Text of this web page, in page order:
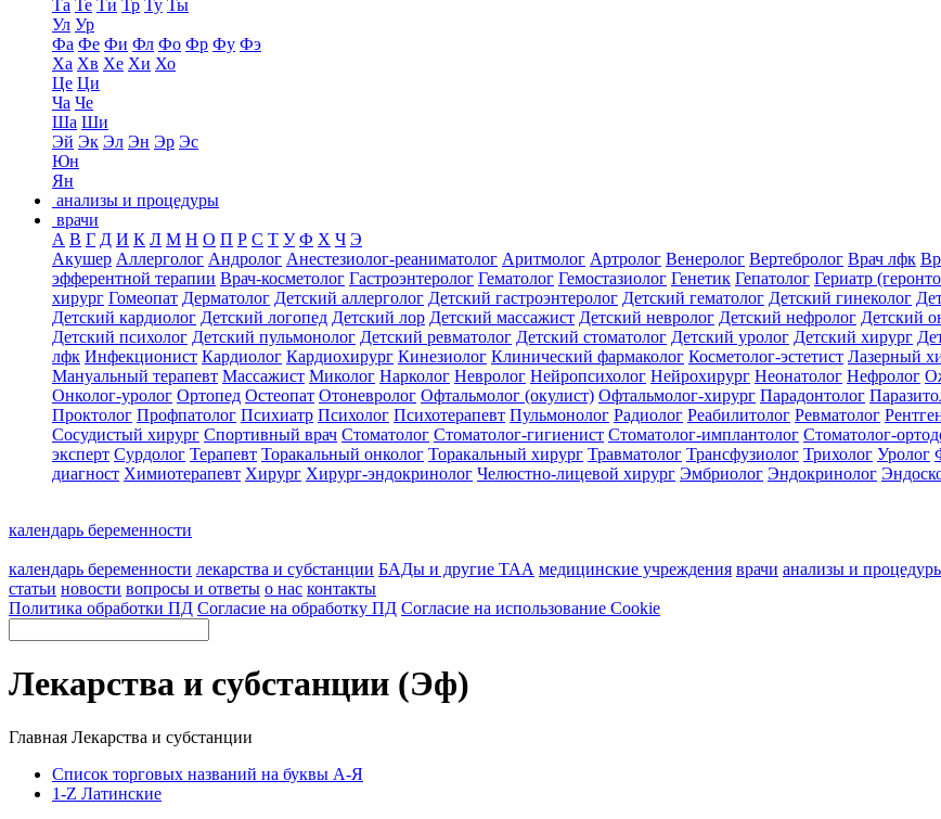
Та Те Ти Тр Ту Ты
Ул Ур
Фа Фе Фи Фл Фо Фр Фу Фэ
Ха Хв Хе Хи Хо
Це Ци
Ча Че
Ша Ши
Эй Эк Эл Эн Эр Эс
Юн
Ян
анализы и процедуры
врачи
А В Г Д И К Л М Н О П Р С Т У Ф Х Ч Э
Акушер Аллерголог Андролог Анестезиолог-реаниматолог Аритмолог Артролог Венеролог Вертебролог Врач лфк
эфферентной терапии Врач-косметолог Гастроэнтеролог Гематолог Гемостазиолог Генетик Гепатолог Гериатр
хирург Гомеопат Дерматолог Детский аллерголог Детский гастроэнтеролог Детский гематолог Детский гинеколог
Детский кардиолог Детский логопед Детский лор Детский массажист Детский невролог Детский нефролог Детский
Детский психолог Детский пульмонолог Детский ревматолог Детский стоматолог Детский уролог Детский хирург
лфк Инфекционист Кардиолог Кардиохирург Кинезиолог Клинический фармаколог Косметолог-эстетист Лазерный
Мануальный терапевт Массажист Миколог Нарколог Невролог Нейропсихолог Нейрохирург Неонатолог Нефролог
Онколог-уролог Ортопед Остеопат Отоневролог Офтальмолог (окулист) Офтальмолог-хирург Парадонтолог
Проктолог Профпатолог Психиатр Психолог Психотерапевт Пульмонолог Радиолог Реабилитолог Ревматолог
Сосудистый хирург Спортивный врач Стоматолог Стоматолог-гигиенист Стоматолог-имплантолог Стоматолог-
эксперт Сурдолог Терапевт Торакальный онколог Торакальный хирург Травматолог Трансфузиолог Трихолог Уролог
диагност Химиотерапевт Хирург Хирург-эндокринолог Челюстно-лицевой хирург Эмбриолог Эндокринолог
календарь беременности
календарь беременности лекарства и субстанции БАДы и другие ТАА медицинские учреждения врачи анализы и
статьи новости вопросы и ответы о нас контакты
Политика обработки ПД Согласие на обработку ПД Согласие на использование Cookie
Лекарства и субстанции (Эф)
Главная Лекарства и субстанции
Список торговых названий на буквы А-Я
1-Z Латинские